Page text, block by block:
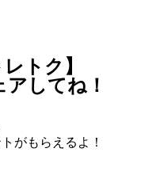
トク】
してね！
がもらえるよ！